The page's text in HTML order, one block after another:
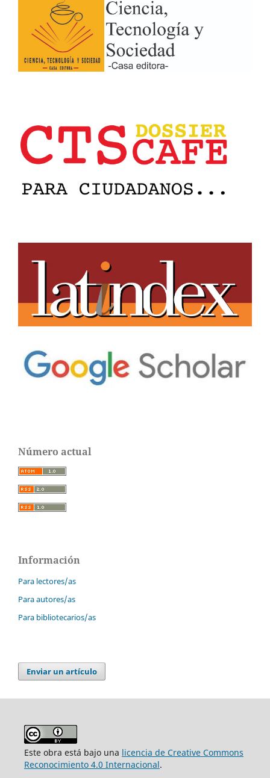
Número actual
Información
Para lectores/as
Para autores/as
Para bibliotecarios/as
Enviar un artículo
Este obra está bajo una licencia de Creative Commons
Reconocimiento 4.0 Internacional.